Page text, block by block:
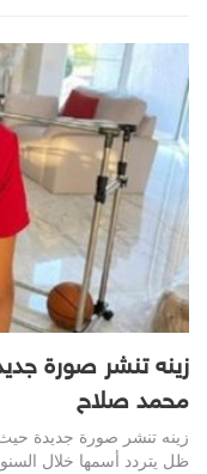
زينه تنشر صورة
محمد صلاح
زينه تنشر صورة جديدة
ظل يتردد أسمها خلال